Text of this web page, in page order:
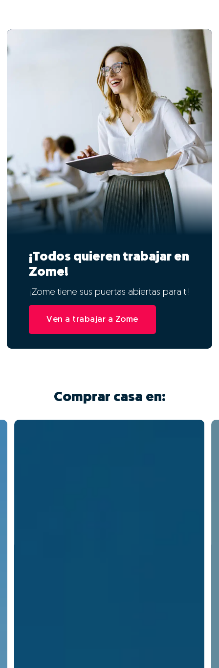
¡Todos quieren trabajar en
Zome!
¡Zome tiene sus puertas abiertas para ti!
Ven a trabajar a Zome
Comprar casa en: